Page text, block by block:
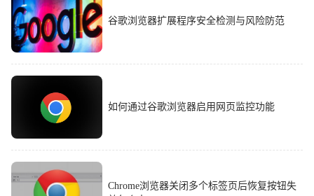
谷歌浏览器扩展程序安全检测与风险防范
如何通过谷歌浏览器启用网页监控功能
Chrome浏览器关闭多个标签页后恢复按钮失